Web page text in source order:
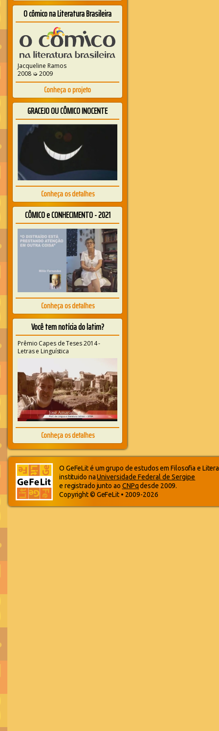
O cômico na Literatura Brasileira
Jacqueline Ramos
2008 ➭ 2009
Conheça o projeto
GRACEJO OU CÔMICO INOCENTE
Conheça os detalhes
CÔMICO e CONHECIMENTO - 2021
Conheça os detalhes
Você tem notícia do latim?
Prêmio Capes de Teses 2014 -
Letras e Linguística
Conheça os detalhes
O GeFeLit é um grupo de estudos em Filosofia e
instituido naUniversidade Federal de Sergipe
e registrado junto ao CNPqdesde 2009.
Copyright © GeFeLit • 2009-2026